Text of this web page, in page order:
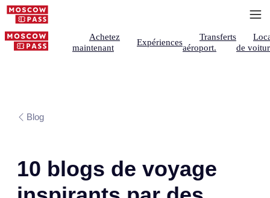
Achetez
maintenant
Expériences
Transferts
aéroport.
de
Blog
10 blogs de voyage